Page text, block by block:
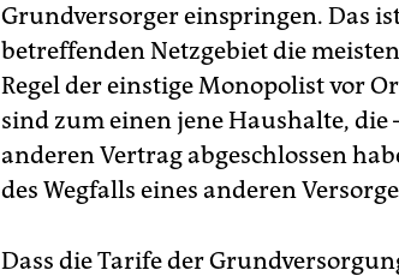
Grundversorger einspringen. Das
betreffenden Netzgebiet die
Regel der einstige Monopolist vor
sind zum einen jene Haushalte, die
anderen Vertrag abgeschlossen
des Wegfalls eines anderen
Dass die Tarife der